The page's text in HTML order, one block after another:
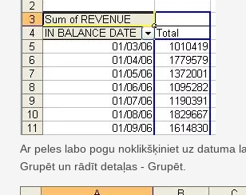
Ar peles labo pogu noklikšķiniet uz datuma
Grupēt un rādīt detaļas - Grupēt.